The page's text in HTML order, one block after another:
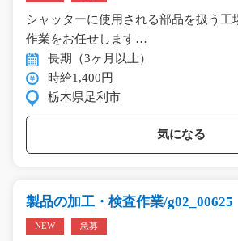
シャッターに使用される部品を扱う工
作業をお任せします…
長期（3ヶ月以上）
時給1,400円
栃木県足利市
気になる
製品の加工・検査作業/g02_00625
NEW 急募